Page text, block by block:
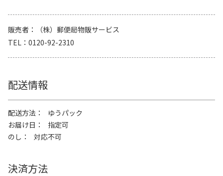
販売者
（株）郵便局物販サービス
TEL
0120-92-2310
配送情報
配送方法
ゆうパック
お届け日
指定可
のし
対応不可
決済方法